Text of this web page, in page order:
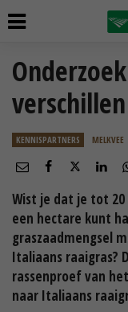
KENNISPARTNERS MELKVEE
Wist je dat je tot
een hectare kunt
graszaadmengsel
Italiaans raaigras?
rassenproef van
naar Italiaans